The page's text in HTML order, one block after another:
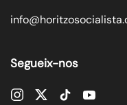
Segueix-nos